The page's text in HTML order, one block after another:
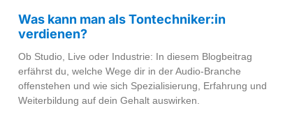
Was kann man als Tontechniker:in
verdienen?
Ob Studio, Live oder Industrie: In diesem Blogbeitrag
erfährst du, welche Wege dir in der Audio-Branche
offenstehen und wie sich Spezialisierung, Erfahrung und
Weiterbildung auf dein Gehalt auswirken.